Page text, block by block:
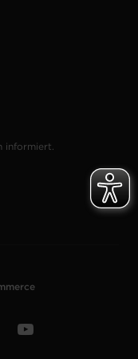
informiert.